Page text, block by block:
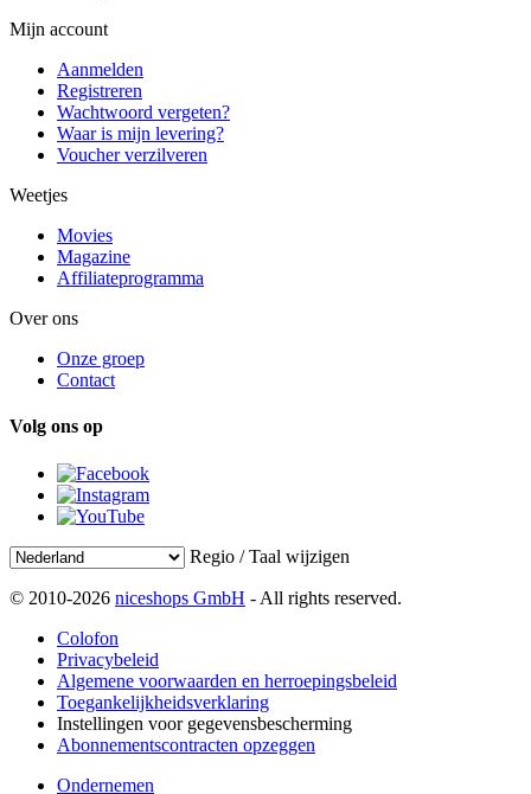
Mijn account
Aanmelden
Registreren
Wachtwoord vergeten?
Waar is mijn levering?
Voucher verzilveren
Weetjes
Movies
Magazine
Affiliateprogramma
Over ons
Onze groep
Contact
Volg ons op
Regio / Taal wijzigen
© 2010-2026 niceshops GmbH - All rights reserved.
Colofon
Privacybeleid
Algemene voorwaarden en herroepingsbeleid
Toegankelijkheidsverklaring
Instellingen voor gegevensbescherming
Abonnementscontracten opzeggen
Ondernemen